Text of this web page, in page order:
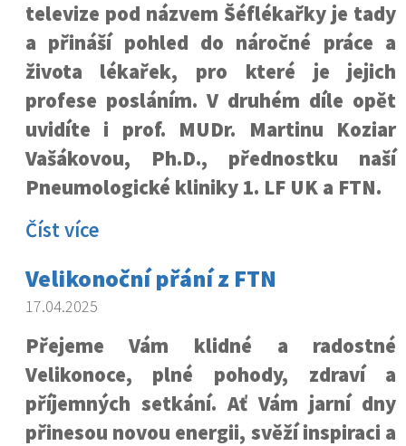
televize pod názvem Šéflékařky je tady
a přináší pohled do náročné práce a
života lékařek, pro které je jejich
profese posláním. V druhém díle opět
uvidíte i prof. MUDr. Martinu Koziar
Vašákovou, Ph.D., přednostku naší
Pneumologické kliniky 1. LF UK a FTN.
Číst více
Velikonoční přání z FTN
17.04.2025
Přejeme Vám klidné a radostné
Velikonoce, plné pohody, zdraví a
příjemných setkání. Ať Vám jarní dny
přinesou novou energii, svěží inspiraci a